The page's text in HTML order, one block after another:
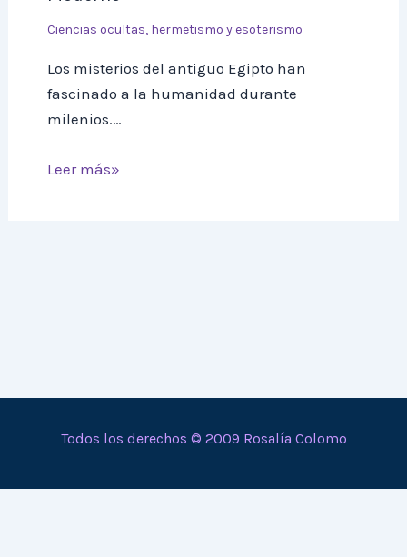
Ciencias ocultas, hermetismo y esoterismo
Los misterios del antiguo Egipto han
fascinado a la humanidad durante
milenios.…
Leer más»
Todos los derechos © 2009 Rosalía Colomo